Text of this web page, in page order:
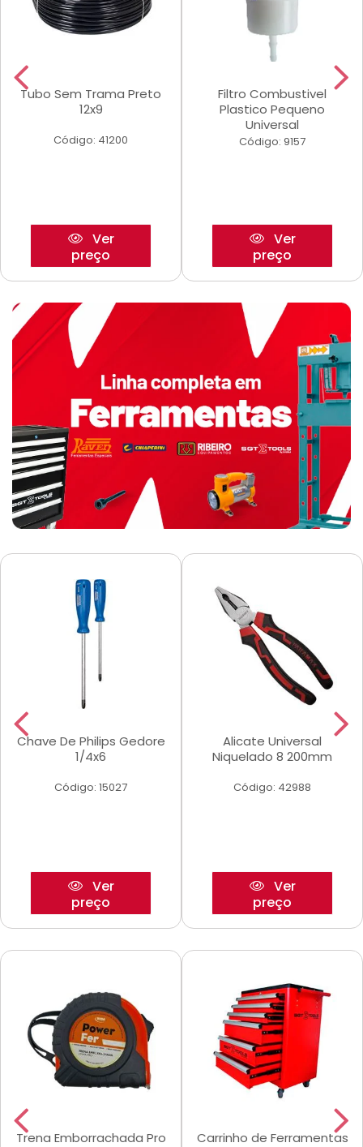
Tubo Sem Trama Preto
12x9
Código: 41200
Ver
preço
Filtro Combustivel
Plastico Pequeno
Universal
Código: 9157
Ver
preço
Chave De Philips Gedore
1/4x6
Código: 15027
Ver
preço
Alicate Universal
Niquelado 8 200mm
Código: 42988
Ver
preço
Trena Emborrachada Pro
Carrinho de Ferramentas